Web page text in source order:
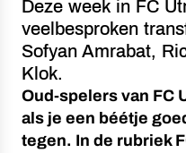
Deze week in FC
veelbesproken
Sofyan Amrabat,
Klok.
Oud-spelers van FC
als je een béétje
tegen. In de rubriek